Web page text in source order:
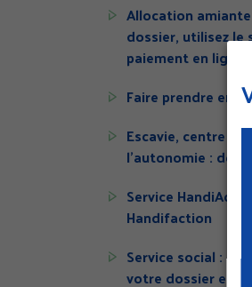
Allocation
dossier, utilisez
paiement en ligne
Faire prendre en
Escavie, centre
l'autonomie :
Service
Handifaction
Service social :
votre dossier en